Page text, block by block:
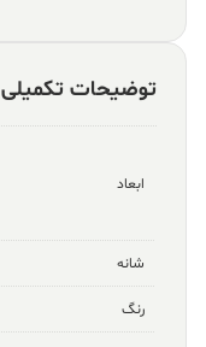
توضیحات تکمیلی
ابعاد
شانه
رنگ